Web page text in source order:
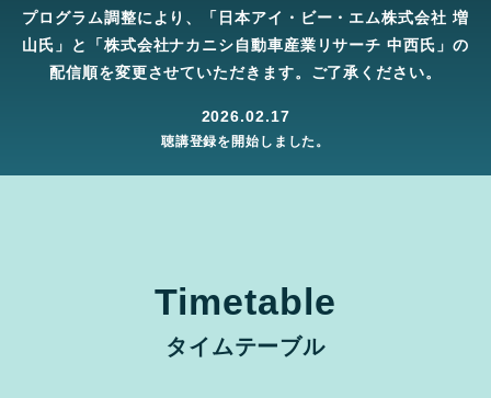
プログラム調整により、「日本アイ・ビー・エム株式会社 増
山氏」と「株式会社ナカニシ自動車産業リサーチ 中西氏」の
配信順を変更させていただきます。ご了承ください。
2026.02.17
聴講登録を開始しました。
Timetable
タイムテーブル